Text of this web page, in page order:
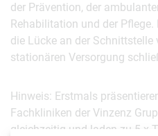
der Prävention, der
Rehabilitation und der
die Lücke an der
stationären Versorgung
Hinweis: Erstmals
Fachkliniken der Vinzenz
gleichzeitig und laden zu 5 x